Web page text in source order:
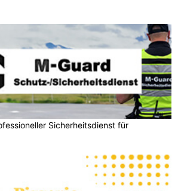
Sicherheitsdienst für